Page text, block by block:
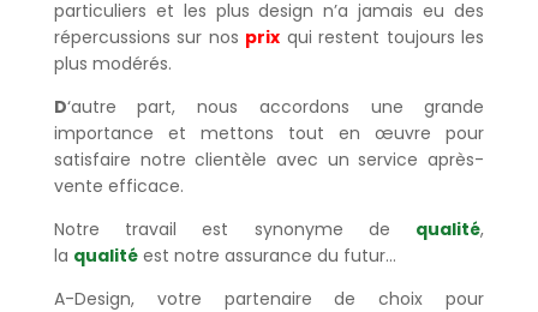
particuliers et les plus design n’a jamais eu des
répercussions sur nos prix qui restent toujours les
plus modérés.
D‘autre part, nous accordons une grande
importance et mettons tout en œuvre pour
satisfaire notre clientèle avec un service après-
vente efficace.
Notre travail est synonyme de
qualité,
la qualité est notre assurance du futur…
A-Design, votre partenaire de choix pour